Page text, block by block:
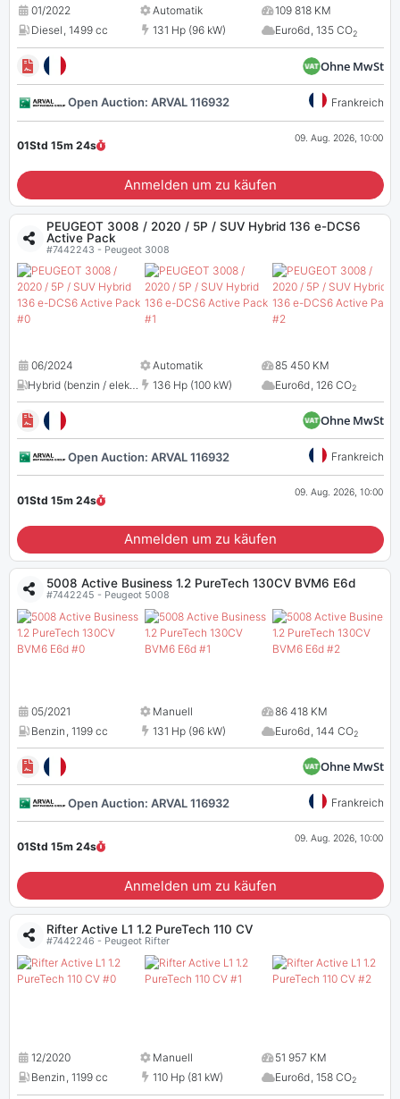
01/2022 Automatik
109 818 KM
Diesel, 1499 cc 131 Hp (96 kW) Euro6d, 135 CO2
Ohne MwSt
Open Auction: ARVAL 116932 Frankreich
01Std 15m 23s
09. Aug. 2026, 10:00
Anmelden um zu käufen
PEUGEOT 3008 / 2020 / 5P / SUV Hybrid 136 e-DCS6
Active Pack
#7442243 - Peugeot 3008
06/2024 Automatik
85 450 KM
Hybrid (benzin / elektro)
, 1199 cc
136 Hp (100 kW) Euro6d, 126 CO2
Ohne MwSt
Open Auction: ARVAL 116932 Frankreich
01Std 15m 23s
09. Aug. 2026, 10:00
Anmelden um zu käufen
5008 Active Business 1.2 PureTech 130CV BVM6 E6d
#7442245 - Peugeot 5008
05/2021 Manuell
86 418 KM
Benzin, 1199 cc 131 Hp (96 kW) Euro6d, 144 CO2
Ohne MwSt
Open Auction: ARVAL 116932 Frankreich
01Std 15m 23s
09. Aug. 2026, 10:00
Anmelden um zu käufen
Rifter Active L1 1.2 PureTech 110 CV
#7442246 - Peugeot Rifter
12/2020 Manuell
51 957 KM
Benzin, 1199 cc 110 Hp (81 kW) Euro6d, 158 CO2